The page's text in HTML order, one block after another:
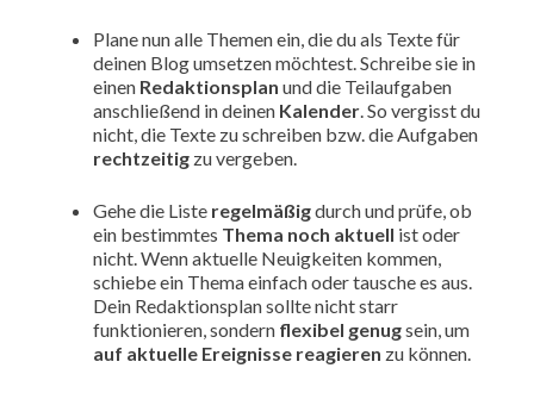
Plane nun alle Themen ein, die du als Texte für
deinen Blog umsetzen möchtest. Schreibe sie in
einen Redaktionsplan und die Teilaufgaben
anschließend in deinen Kalender. So vergisst du
nicht, die Texte zu schreiben bzw. die Aufgaben
rechtzeitig zu vergeben.
Gehe die Liste regelmäßigdurch und prüfe, ob
ein bestimmtes Thema noch aktuell ist oder
nicht. Wenn aktuelle Neuigkeiten kommen,
schiebe ein Thema einfach oder tausche es aus.
Dein Redaktionsplan sollte nicht starr
funktionieren, sondern flexibel genugsein, um
auf aktuelle Ereignisse reagieren zu können.